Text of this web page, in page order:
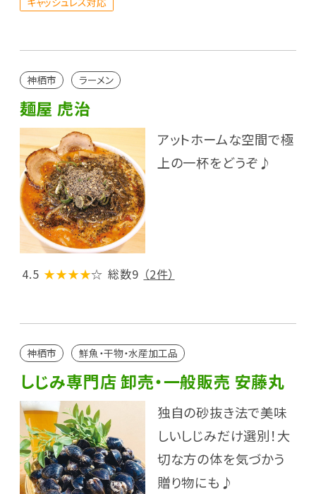
神栖市 ラーメン
麺屋 虎治
アットホームな空間で極
上の一杯をどうぞ♪
4.5 ★★★★☆ 総数9 （2件）
神栖市 鮮魚・干物・水産加工品
しじみ専門店 卸売・一般販売 安藤丸
独自の砂抜き法で美味
しいしじみだけ選別！大
切な方の体を気づかう
贈り物にも♪